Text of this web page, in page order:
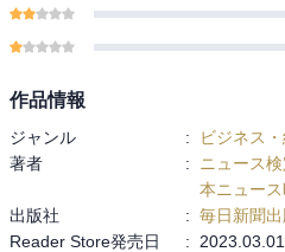
作品情報
ジャンル : ビジネス
著者
: ニュース
本ニュー
出版社
: 毎日新聞出
Reader Store発売日
:
2023.03.01